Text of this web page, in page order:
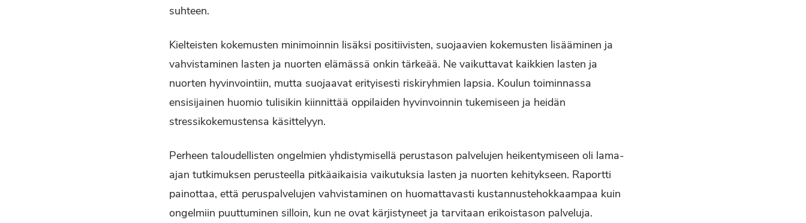
suhteen.
Kielteisten kokemusten minimoinnin lisäksi positiivisten, suojaavien kokemusten lisääminen ja
vahvistaminen lasten ja nuorten elämässä onkin tärkeää. Ne vaikuttavat kaikkien lasten ja
nuorten hyvinvointiin, mutta suojaavat erityisesti riskiryhmien lapsia. Koulun toiminnassa
ensisijainen huomio tulisikin kiinnittää oppilaiden hyvinvoinnin tukemiseen ja heidän
stressikokemustensa käsittelyyn.
Perheen taloudellisten ongelmien yhdistymisellä perustason palvelujen heikentymiseen oli lama-
ajan tutkimuksen perusteella pitkäaikaisia vaikutuksia lasten ja nuorten kehitykseen. Raportti
painottaa, että peruspalvelujen vahvistaminen on huomattavasti kustannustehokkaampaa kuin
ongelmiin puuttuminen silloin, kun ne ovat kärjistyneet ja tarvitaan erikoistason palveluja.